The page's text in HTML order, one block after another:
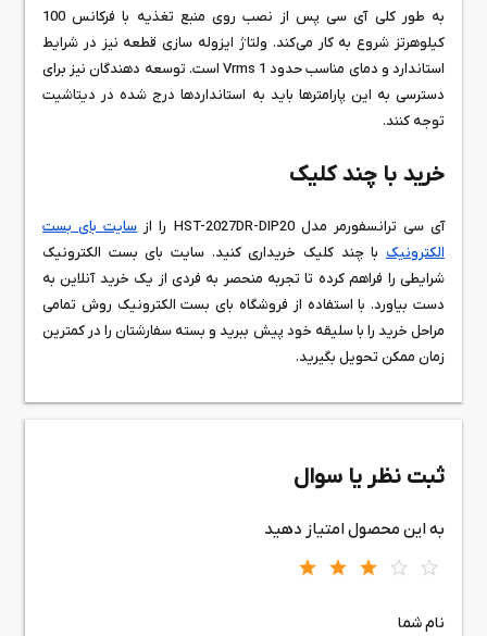
به طور کلی آی سی پس از نصب روی منبع تغذیه با فرکانس 100
کیلوهرتز شروع به کار می‌کند. ولتاژ ایزوله سازی قطعه نیز در شرایط
استاندارد و دمای مناسب حدود 1 Vrms است. توسعه دهندگان نیز برای
دسترسی به این پارامترها باید به استانداردها درج شده در دیتاشیت
توجه کنند.
خرید با چند کلیک
آی سی ترانسفورمر مدل HST-2027DR-DIP20 را از
سایت بای بست
الکترونیک با چند کلیک خریداری کنید. سایت بای بست الکترونیک
شرایطی را فراهم کرده تا تجربه منحصر به فردی از یک خرید آنلاین به
دست بیاورد. با استفاده از فروشگاه بای بست الکترونیک روش تمامی
مراحل خرید را با سلیقه خود پیش ببرید و بسته سفارشتان را در کمترین
زمان ممکن تحویل بگیرید.
ثبت نظر یا سوال
به این محصول امتیاز دهید
نام شما